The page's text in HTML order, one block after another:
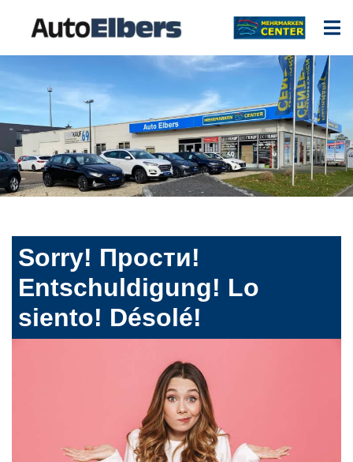
Sorry! Прости!
Entschuldigung! Lo
siento! Désolé!